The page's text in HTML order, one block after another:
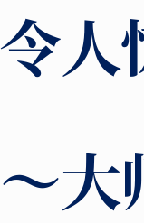
令人
～大